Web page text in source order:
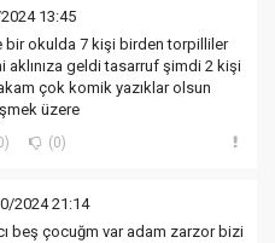
13:45
bir okulda 7 kişi birden torpilliler
aklınıza geldi tasarruf şimdi 2 kişi
çok komik yazıklar olsun
üzere
(0)
2024 21:14
beş çocuğm var adam zarzor bizi